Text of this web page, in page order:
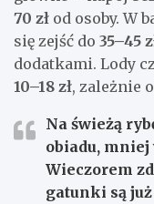
70 zł od osoby. W
się zejść do 35–45
dodatkami. Lody
10–18 zł, zależnie
Na świeżą
obiadu,
Wieczorem
gatunki są